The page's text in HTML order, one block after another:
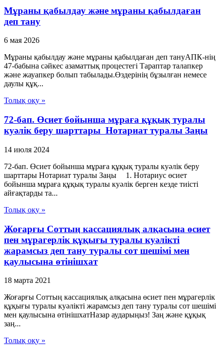
Мұраны қабылдау және мұраны қабылдаған
деп тану
6 мая 2026
Мұраны қабылдау және мұраны қабылдаған деп тануАПК-нің
47-бабына сәйкес азаматтық процестегі Тараптар талапкер
және жауапкер болып табылады.Өздерінің бұзылған немесе
даулы құқ...
Толық оқу »
72-бап. Өсиет бойынша мұраға құқық туралы
куәлiк беру шарттары Нотариат туралы Заңы
14 июля 2024
72-бап. Өсиет бойынша мұраға құқық туралы куәлiк беру
шарттары Нотариат туралы Заңы 1. Нотариус өсиет
бойынша мұраға құқық туралы куәлiк берген кезде тиiстi
айғақтарды та...
Толық оқу »
Жоғарғы Соттың кассациялық алқасына өсиет
пен мұрагерлік құқығы туралы куәлікті
жарамсыз деп тану туралы сот шешімі мен
қаулысына өтінішхат
18 марта 2021
Жоғарғы Соттың кассациялық алқасына өсиет пен мұрагерлік
құқығы туралы куәлікті жарамсыз деп тану туралы сот шешімі
мен қаулысына өтінішхатНазар аударыңыз! Заң және құқық
заң...
Толық оқу »